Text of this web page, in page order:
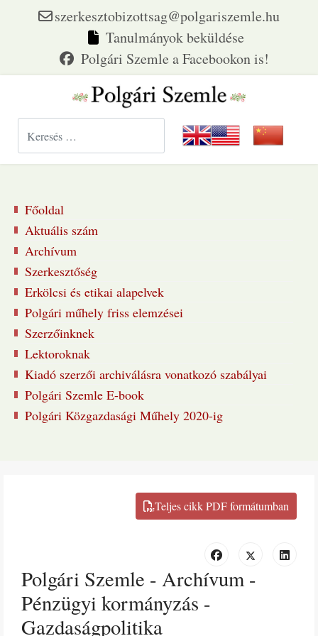
szerkesztobizottsag@polgariszemle.hu
Tanulmányok beküldése
Főoldal
Aktuális szám
Archívum
Szerkesztőség
Erkölcsi és etikai alapelvek
Polgári műhely friss elemzései
Szerzőinknek
Lektoroknak
Kiadó szerzői archiválásra vonatkozó szabályai
Polgári Szemle E-book
Polgári Közgazdasági Műhely 2020-ig
Polgári Szemle - Archívum -
Pénzügyi kormányzás -
Gazdaságpolitika